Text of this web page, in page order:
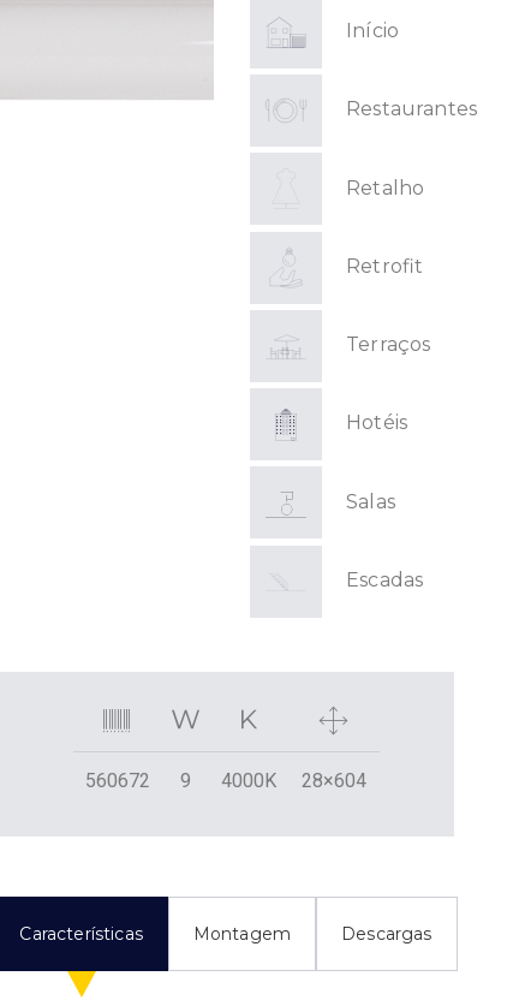
Início
Restaurantes
Retalho
Retrofit
Terraços
Hotéis
Salas
Escadas
560672 9 4000K 28×604
Características Montagem Descargas